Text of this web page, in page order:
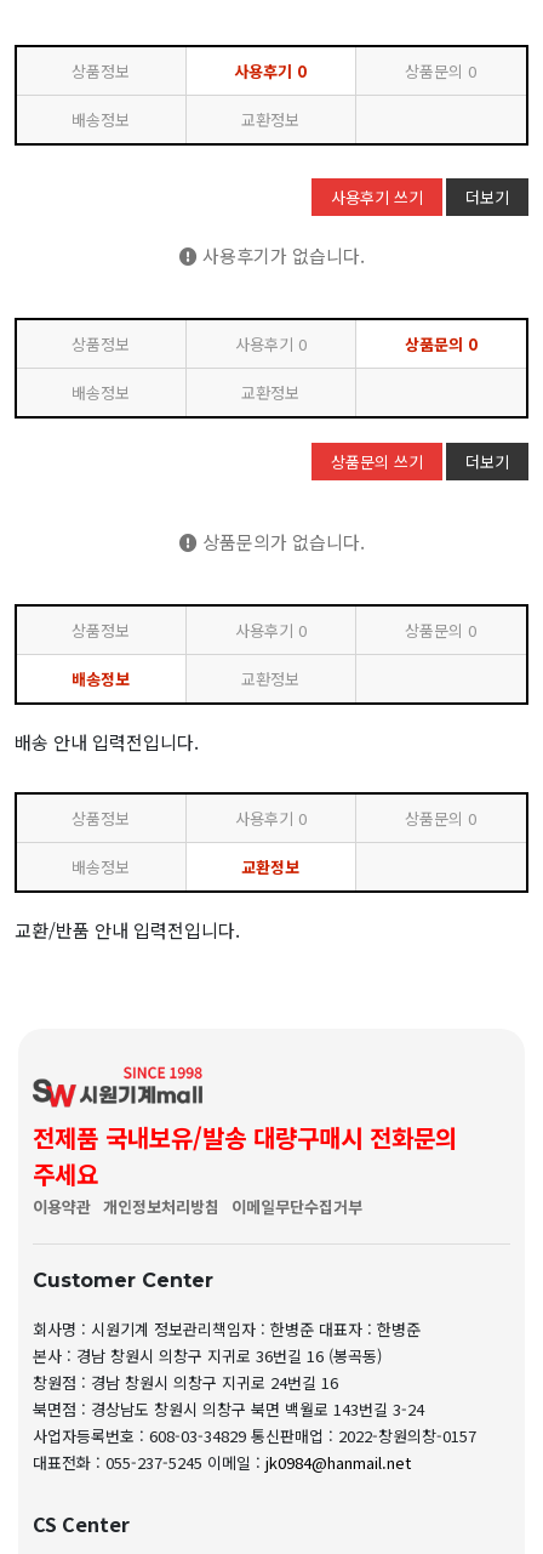
상품정보 사용후기 0 상품문의 0
배송정보 교환정보
사용후기 쓰기 더보기
사용후기가 없습니다.
상품정보 사용후기 0 상품문의 0
배송정보 교환정보
상품문의 쓰기 더보기
상품문의가 없습니다.
상품정보 사용후기 0 상품문의 0
배송정보 교환정보
배송 안내 입력전입니다.
상품정보 사용후기 0 상품문의 0
배송정보 교환정보
교환/반품 안내 입력전입니다.
전제품 국내보유/발송 대량구매시 전화문의
주세요
이용약관 개인정보처리방침 이메일무단수집거부
Customer Center
회사명 : 시원기계 정보관리책임자 : 한병준 대표자 : 한병준
본사 : 경남 창원시 의창구 지귀로 36번길 16 (봉곡동)
창원점 : 경남 창원시 의창구 지귀로 24번길 16
북면점 : 경상남도 창원시 의창구 북면 백월로 143번길 3-24
사업자등록번호 : 608-03-34829 통신판매업 : 2022-창원의창-0157
대표전화 : 055-237-5245 이메일 : jk0984@hanmail.net
CS Center